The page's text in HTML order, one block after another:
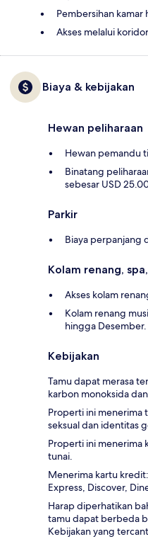
Pembersihan kamar
Akses melalui
Biaya & kebijakan
Hewan peliharaan
Hewan pemandu
Binatang
sebesar USD
Parkir
Biaya perpanjang
Kolam renang,
Akses kolam
Kolam renang
hingga Desember.
Kebijakan
Tamu dapat merasa
karbon monoksida
Properti ini menerima
seksual dan identitas
Properti ini menerima
tunai.
Menerima kartu
Express, Discover,
Harap diperhatikan
tamu dapat berbeda
Kebijakan yang